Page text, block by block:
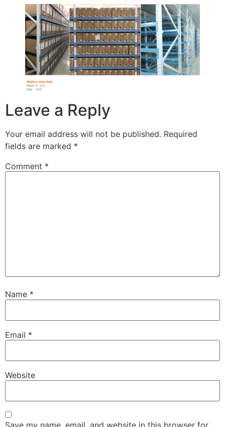
Leave a Reply
Your email address will not be published. Required
fields are marked *
Comment *
Name *
Email *
Website
Save my name, email, and website in this browser for